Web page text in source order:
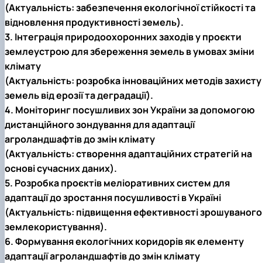
(Актуальність: забезпечення екологічної стійкості та
відновлення продуктивності земель).
3. Інтеграція природоохоронних заходів у проєкти
землеустрою для збереження земель в умовах зміни
клімату
(Актуальність: розробка інноваційних методів захисту
земель від ерозії та деградації).
4. Моніторинг посушливих зон України за допомогою
дистанційного зондування для адаптації
агроландшафтів до змін клімату
(Актуальність: створення адаптаційних стратегій на
основі сучасних даних).
5. Розробка проєктів меліоративних систем для
адаптації до зростання посушливості в Україні
(Актуальність: підвищення ефективності зрошуваного
землекористування).
6. Формування екологічних коридорів як елементу
адаптації агроландшафтів до змін клімату